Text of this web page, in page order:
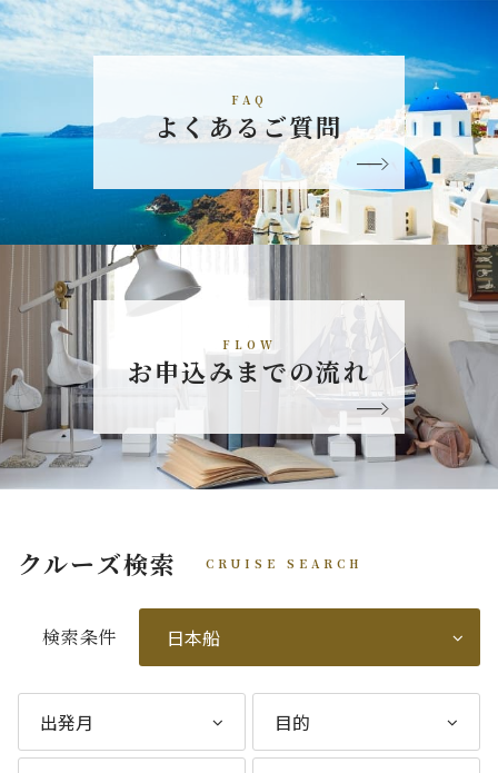
FAQ
よくあるご質問
FLOW
お申込みまでの流れ
クルーズ検索 CRUISE SEARCH
検索条件